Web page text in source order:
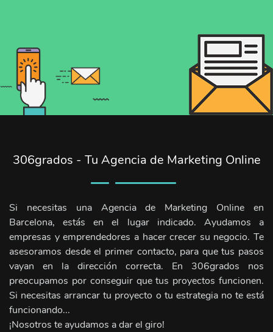
306grados - Tu Agencia de Marketing Online
Si necesitas una Agencia de Marketing Online en
Barcelona, estás en el lugar indicado. Ayudamos a
empresas y emprendedores a hacer crecer su negocio. Te
asesoramos desde el primer contacto, para que tus pasos
vayan en la dirección correcta. En 306grados nos
preocupamos por conseguir que tus proyectos funcionen.
Si necesitas arrancar tu proyecto o tu estrategia no te está
funcionando...
¡Nosotros te ayudamos a dar el giro!